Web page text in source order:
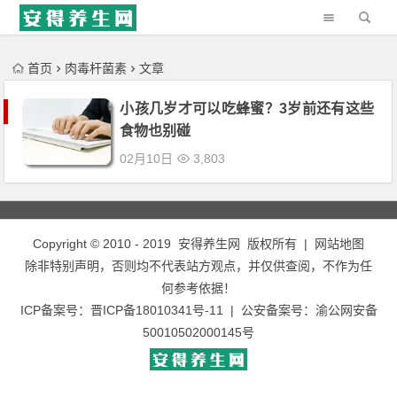
'); })();
首页 肉毒杆菌素 文章
小孩几岁才可以吃蜂蜜？3岁前还有这些
食物也别碰
02月10日 3,803
Copyright © 2010 - 2019 安得养生网 版权所有 |
网站地图
除非特别声明，否则均不代表站方观点，并仅供查阅，不作为任
何参考依据！
ICP备案号： 晋ICP备18010341号-11 | 公安备案号： 渝公网安备
50010502000145号